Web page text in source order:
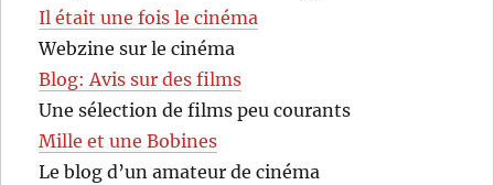
Il était une fois le cinéma
Webzine sur le cinéma
Blog: Avis sur des films
Une sélection de films peu courants
Mille et une Bobines
Le blog d’un amateur de cinéma